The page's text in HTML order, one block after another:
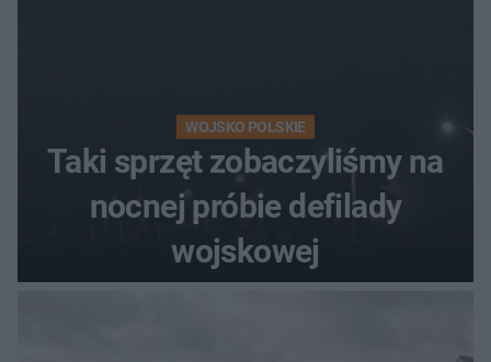
WOJSKO POLSKIE
Taki sprzęt zobaczyliśmy na
nocnej próbie defilady
wojskowej